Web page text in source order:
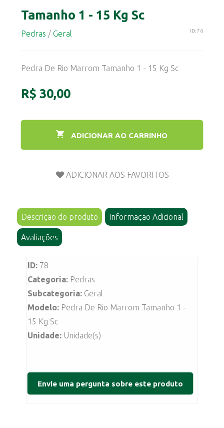
Tamanho 1 - 15 Kg Sc
Pedras / Geral ID: 78
Pedra De Rio Marrom Tamanho 1 - 15 Kg Sc
R$ 30,00
ADICIONAR AO CARRINHO
Descrição do produto Informação Adicional
Avaliações
ID: 78
Categoria: Pedras
Subcategoria: Geral
Modelo: Pedra De Rio Marrom Tamanho 1 -
15 Kg Sc
Unidade: Unidade(s)